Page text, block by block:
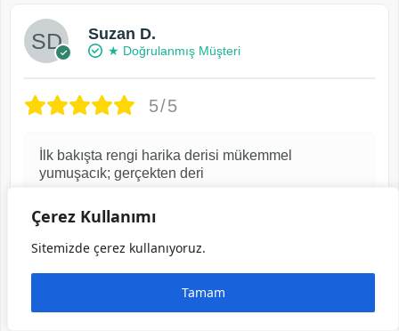
Çerez Kullanımı
Sitemizde çerez kullanıyoruz.
Tamam
Suzan D.
★ Doğrulanmış Müşteri
5/5
İlk bakışta rengi harika derisi mükemmel
yumuşacık; gerçekten deri
Kadın Cüzdan – Fuşya Hakiki Deri, Lüks